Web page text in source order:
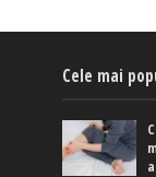
Cele mai